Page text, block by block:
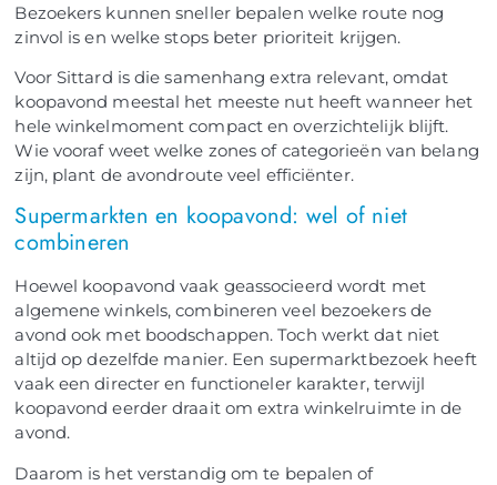
Bezoekers kunnen sneller bepalen welke route nog
zinvol is en welke stops beter prioriteit krijgen.
Voor Sittard is die samenhang extra relevant, omdat
koopavond meestal het meeste nut heeft wanneer het
hele winkelmoment compact en overzichtelijk blijft.
Wie vooraf weet welke zones of categorieën van belang
zijn, plant de avondroute veel efficiënter.
Supermarkten en koopavond: wel of niet
combineren
Hoewel koopavond vaak geassocieerd wordt met
algemene winkels, combineren veel bezoekers de
avond ook met boodschappen. Toch werkt dat niet
altijd op dezelfde manier. Een supermarktbezoek heeft
vaak een directer en functioneler karakter, terwijl
koopavond eerder draait om extra winkelruimte in de
avond.
Daarom is het verstandig om te bepalen of